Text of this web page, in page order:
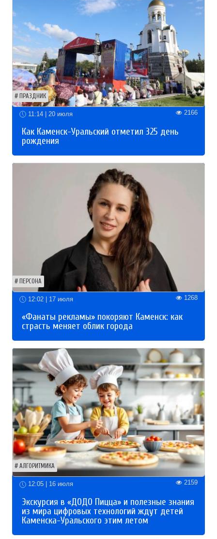
ПРАЗДНИК
11:14 | 20 июля 2166
Как Каменск-Уральский отметил 325 день
рождения
ПЕРСОНА
12:02 | 17 июля 1268
«Фанаты рекламы» покоряют Каменск: как
страсть меняет облик города
АЛГОРИТМИКА
12:05 | 16 июля 2159
Экскурсия в «ДОДО Пицца» и полезные знания
из мира цифровых технологий ждут детей
Каменска-Уральского этим летом